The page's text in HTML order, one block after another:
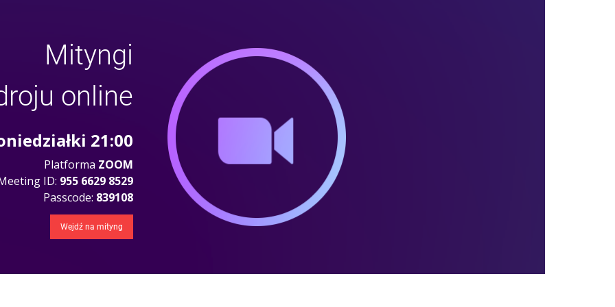
Mityngi
online
21:00
Platforma ZOOM
ID: 955 6629 8529
Passcode: 839108
Wejdź na mityng